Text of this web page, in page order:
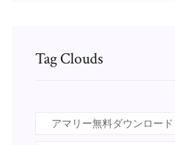
Tag Clouds
アマリー無料ダウンロード